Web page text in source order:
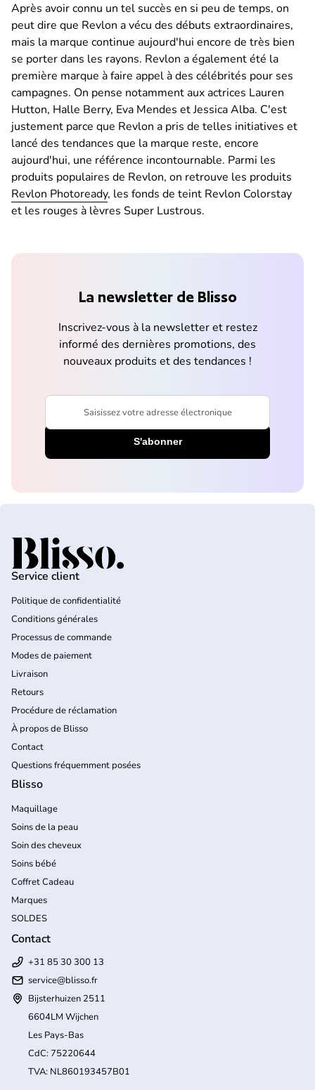
Après avoir connu un tel succès en si peu de temps, on
peut dire que Revlon a vécu des débuts extraordinaires,
mais la marque continue aujourd'hui encore de très bien
se porter dans les rayons. Revlon a également été la
première marque à faire appel à des célébrités pour ses
campagnes. On pense notamment aux actrices Lauren
Hutton, Halle Berry, Eva Mendes et Jessica Alba. C'est
justement parce que Revlon a pris de telles initiatives et
lancé des tendances que la marque reste, encore
aujourd'hui, une référence incontournable. Parmi les
produits populaires de Revlon, on retrouve les produits
Revlon Photoready, les fonds de teint Revlon Colorstay
et les rouges à lèvres Super Lustrous.
La newsletter de Blisso
Inscrivez-vous à la newsletter et restez
informé des dernières promotions, des
nouveaux produits et des tendances !
Saisissez votre adresse électronique
Accueil
Service client
Politique de confidentialité
Conditions générales
Processus de commande
Modes de paiement
Livraison
Retours
Procédure de réclamation
À propos de Blisso
Contact
Questions fréquemment posées
Blisso
Maquillage
Soins de la peau
Soin des cheveux
Soins bébé
Coffret Cadeau
Marques
SOLDES
Contact
+31 85 30 300 13
service@blisso.fr
Bijsterhuizen 2511
6604LM Wijchen
Les Pays-Bas
CdC: 75220644
TVA: NL860193457B01